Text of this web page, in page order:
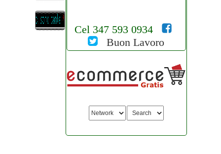
Cel 347 593 0934
Buon Lavoro